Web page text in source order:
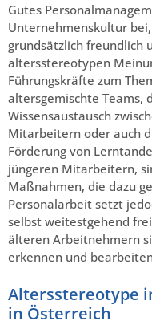
Gutes
Unternehmenskultur
grundsätzlich freundlich
altersstereotypen
Führungskräfte zum
altersgemischte Teams,
Wissensaustausch
Mitarbeitern oder auch
Förderung von
jüngeren Mitarbeitern,
Maßnahmen, die dazu
Personalarbeit setzt
selbst weitestgehend
älteren Arbeitnehmern
erkennen und
Altersstereotype
in Österreich